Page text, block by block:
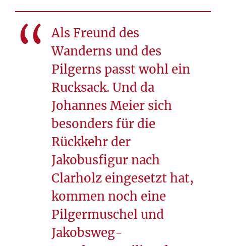
Als Freund des
Wanderns und des
Pilgerns passt wohl ein
Rucksack. Und da
Johannes Meier sich
besonders für die
Rückkehr der
Jakobusfigur nach
Clarholz eingesetzt hat,
kommen noch eine
Pilgermuschel und
Jakobsweg-